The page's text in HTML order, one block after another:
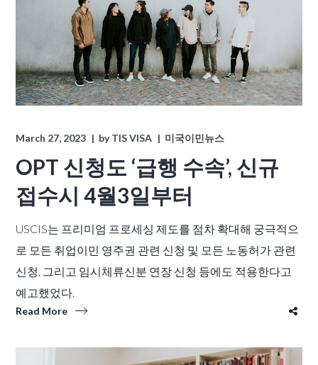
March 27, 2023 byTIS VISA 미국이민뉴스
OPT 신청도 ‘급행 수속’, 신규
접수시 4월3일부터
USCIS는 프리미엄 프로세싱 제도를 점차 확대해 궁극적으
로 모든 취업이민 영주권 관련 신청 및 모든 노동허가 관련
신청, 그리고 임시체류신분 연장 신청 등에도 적용한다고
예고했었다.
Read More